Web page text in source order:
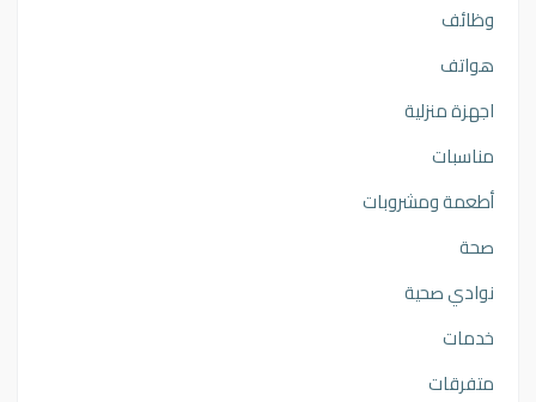
وظائف
هواتف
اجهزة منزلية
مناسبات
أطعمة ومشروبات
صحة
نوادي صحية
خدمات
متفرقات